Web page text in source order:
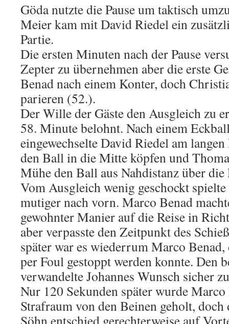
Göda nutzte die Pause um taktisch
Meier kam mit David Riedel ein
Partie.
Die ersten Minuten nach der Pause
Zepter zu übernehmen aber die erste
Benad nach einem Konter, doch
parieren (52.).
Der Wille der Gäste den Ausgleich zu
58. Minute belohnt. Nach einem
eingewechselte David Riedel am
den Ball in die Mitte köpfen und
Mühe den Ball aus Nahdistanz über
Vom Ausgleich wenig geschockt
mutiger nach vorn. Marco Benad
gewohnter Manier auf die Reise in
aber verpasste den Zeitpunkt des
später war es wiederrum Marco
per Foul gestoppt werden konnte. Den
verwandelte Johannes Wunsch sicher
Nur 120 Sekunden später wurde
Strafraum von den Beinen geholt,
Söhn entschied gerechterweise auf